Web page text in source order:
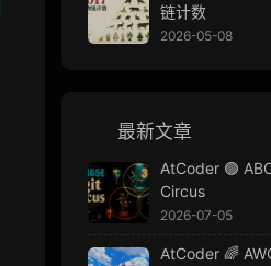
链计数
2026-05-08
最新文章
AtCoder 🟢
Circus
2026-07-05
AtCoder 🌈